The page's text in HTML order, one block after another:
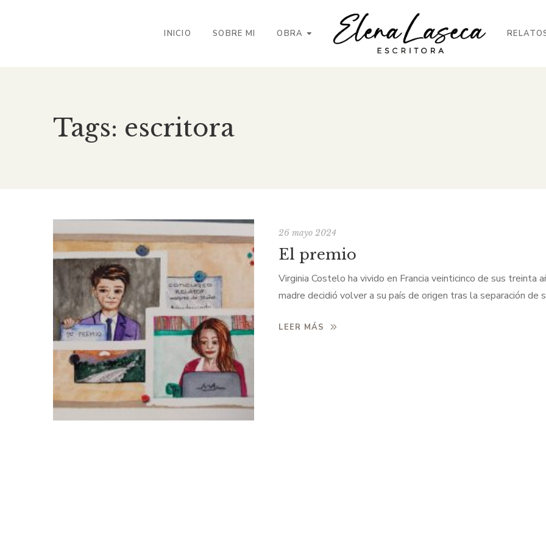
INICIO SOBRE MI OBRA
Tags: escritora
26 mayo 2024
El premio
Virginia Costelo ha vivido en Francia veinticinco de sus treinta
madre decidió volver a su país de origen tras la separación de
pequeña ciudad famosa por su belleza. La madre de Virginia no
LEER MÁS